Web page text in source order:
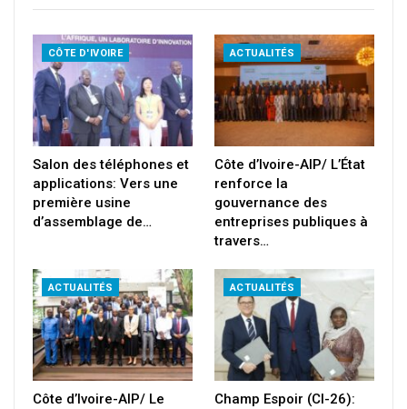
CÔTE D'IVOIRE
Salon des téléphones et
applications: Vers une
première usine
d’assemblage de…
ACTUALITÉS
Côte d’Ivoire-AIP/ L’État
renforce la
gouvernance des
entreprises publiques à
travers…
ACTUALITÉS
Côte d’Ivoire-AIP/ Le
ACTUALITÉS
Champ Espoir (CI-26):